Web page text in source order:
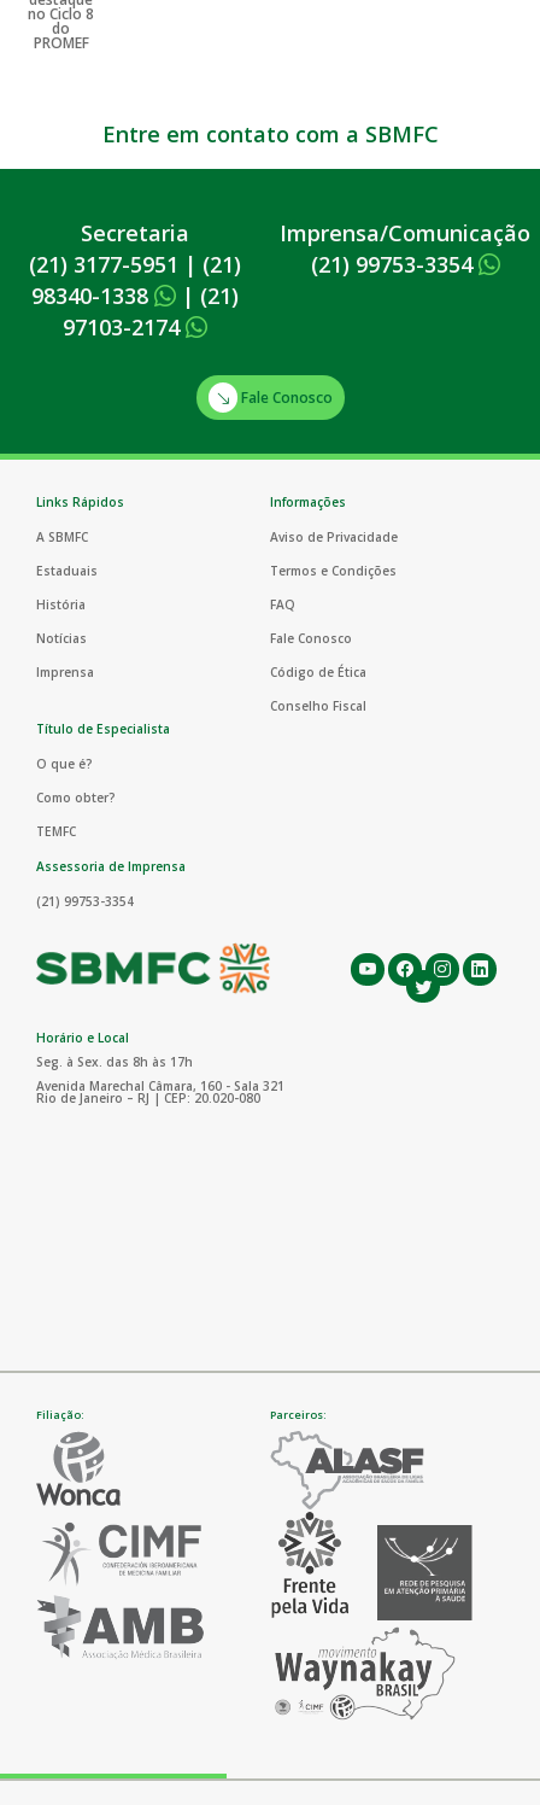
Entre em contato com a SBMFC
Secretaria
(21) 3177-5951 | (21)
98340-1338
| (21)
97103-2174
Imprensa/Comunicação
(21) 99753-3354
Fale Conosco
Links Rápidos
A SBMFC
Estaduais
História
Notícias
Imprensa
Informações
Aviso de Privacidade
Termos e Condições
FAQ
Fale Conosco
Código de Ética
Conselho Fiscal
Título de Especialista
O que é?
Como obter?
TEMFC
Assessoria de Imprensa
(21) 99753-3354
Horário e Local
Seg. à Sex. das 8h às 17h
Avenida Marechal Câmara, 160 - Sala 321
Rio de Janeiro – RJ | CEP: 20.020-080
Filiação: Parceiros: